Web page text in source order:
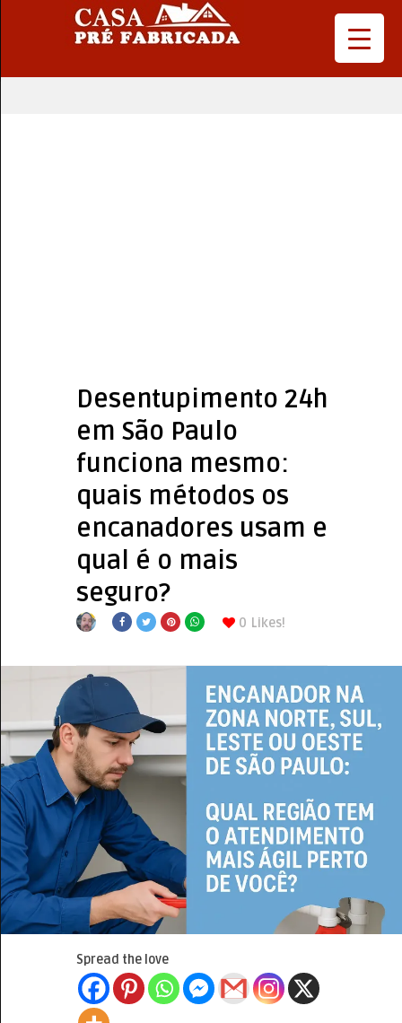
Desentupimento 24h
em São Paulo
funciona mesmo:
quais métodos os
encanadores usam e
qual é o mais
seguro?
0 Likes!
Spread the love